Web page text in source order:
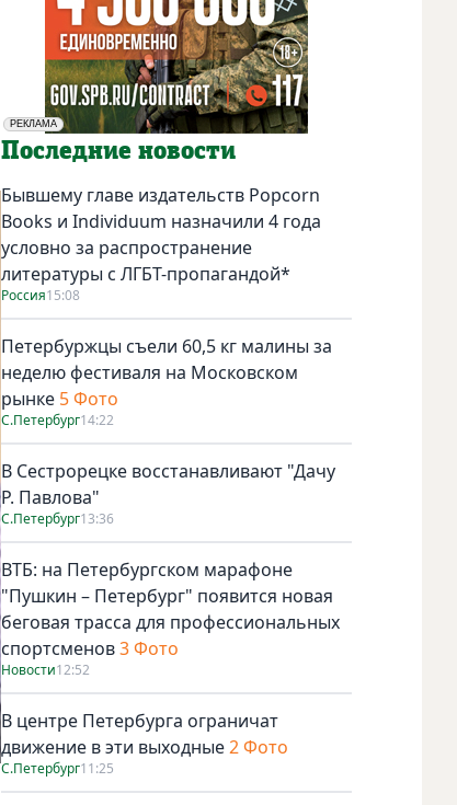
Telegram-канал Nerpa Spb.
РЕКЛАМА
Социальная реклама
Последние новости
Бывшему главе издательств Popcorn
Books и Individuum назначили 4 года
условно за распространение
литературы с ЛГБТ-пропагандой*
Россия15:08
Петербуржцы съели 60,5 кг малины за
неделю фестиваля на Московском
рынке 5 Фото
С.Петербург14:22
В Сестрорецке восстанавливают "Дачу
Р. Павлова"
С.Петербург13:36
ВТБ: на Петербургском марафоне
"Пушкин – Петербург" появится новая
беговая трасса для профессиональных
спортсменов3 Фото
Новости12:52
В центре Петербурга ограничат
движение в эти выходные2 Фото
С.Петербург11:25